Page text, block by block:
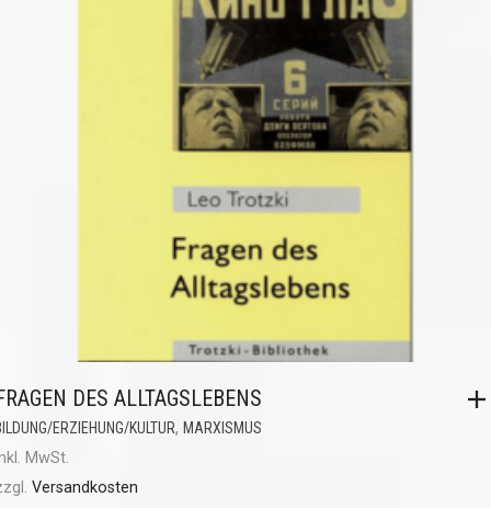
DES ALLTAGSLEBENS
ERZIEHUNG/KULTUR, MARXISMUS
MwSt.
Versandkosten